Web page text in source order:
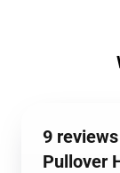
9
Pullover